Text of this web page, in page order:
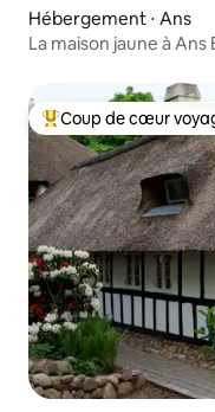
Hébergement ⋅ Ans
La maison jaune à Ans
Coups de cœur
Coup de cœur